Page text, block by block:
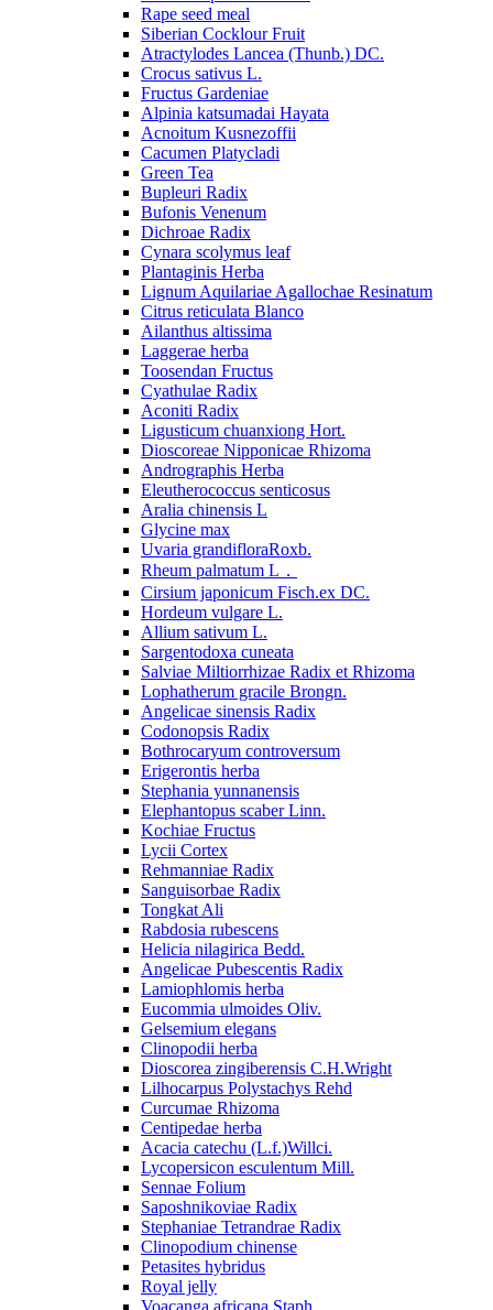
Rape seed meal
Siberian Cocklour Fruit
Atractylodes Lancea (Thunb.) DC.
Crocus sativus L.
Fructus Gardeniae
Alpinia katsumadai Hayata
Acnoitum Kusnezoffii
Cacumen Platycladi
Green Tea
Bupleuri Radix
Bufonis Venenum
Dichroae Radix
Cynara scolymus leaf
Plantaginis Herba
Lignum Aquilariae Agallochae Resinatum
Citrus reticulata Blanco
Ailanthus altissima
Laggerae herba
Toosendan Fructus
Cyathulae Radix
Aconiti Radix
Ligusticum chuanxiong Hort.
Dioscoreae Nipponicae Rhizoma
Andrographis Herba
Eleutherococcus senticosus
Aralia chinensis L
Glycine max
Uvaria grandifloraRoxb.
Rheum palmatum L．
Cirsium japonicum Fisch.ex DC.
Hordeum vulgare L.
Allium sativum L.
Sargentodoxa cuneata
Salviae Miltiorrhizae Radix et Rhizoma
Lophatherum gracile Brongn.
Angelicae sinensis Radix
Codonopsis Radix
Bothrocaryum controversum
Erigerontis herba
Stephania yunnanensis
Elephantopus scaber Linn.
Kochiae Fructus
Lycii Cortex
Rehmanniae Radix
Sanguisorbae Radix
Tongkat Ali
Rabdosia rubescens
Helicia nilagirica Bedd.
Angelicae Pubescentis Radix
Lamiophlomis herba
Eucommia ulmoides Oliv.
Gelsemium elegans
Clinopodii herba
Dioscorea zingiberensis C.H.Wright
Lilhocarpus Polystachys Rehd
Curcumae Rhizoma
Centipedae herba
Acacia catechu (L.f.)Willci.
Lycopersicon esculentum Mill.
Sennae Folium
Saposhnikoviae Radix
Stephaniae Tetrandrae Radix
Clinopodium chinense
Petasites hybridus
Royal jelly
Voacanga africana Staph.